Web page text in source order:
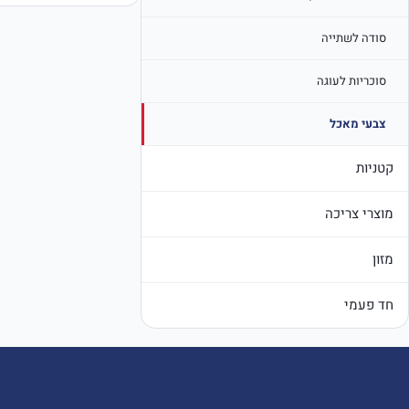
סודה לשתייה
סוכריות לעוגה
צבעי מאכל
קטניות
מוצרי צריכה
מזון
חד פעמי